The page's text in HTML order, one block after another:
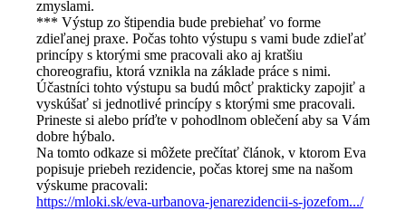
zmyslami.
*** Výstup zo štipendia bude prebiehať vo forme
zdieľanej praxe. Počas tohto výstupu s vami bude zdieľať
princípy s ktorými sme pracovali ako aj kratšiu
choreografiu, ktorá vznikla na základe práce s nimi.
Účastníci tohto výstupu sa budú môcť prakticky zapojiť a
vyskúšať si jednotlivé princípy s ktorými sme pracovali.
Prineste si alebo príďte v pohodlnom oblečení aby sa Vám
dobre hýbalo.
Na tomto odkaze si môžete prečítať článok, v ktorom Eva
popisuje priebeh rezidencie, počas ktorej sme na našom
výskume pracovali:
https://mloki.sk/eva-urbanova-jenarezidencii-s-jozefom.../